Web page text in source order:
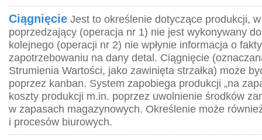
Ciągnięcie Jest to określenie dotyczące produkcji,
poprzedzający (operacja nr 1) nie jest wykonywany
kolejnego (operacji nr 2) nie wpłynie informacja o
zapotrzebowaniu na dany detal. Ciągnięcie
Strumienia Wartości, jako zawinięta strzałka) może
poprzez kanban. System zapobiega produkcji „na
koszty produkcji m.in. poprzez uwolnienie środków
w zapasach magazynowych. Określenie może
i procesów biurowych.